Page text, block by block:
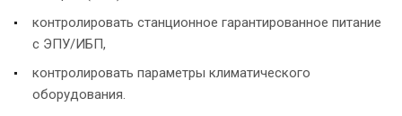
контролировать станционное гарантированное питание
с ЭПУ/ИБП,
контролировать параметры климатического
оборудования.